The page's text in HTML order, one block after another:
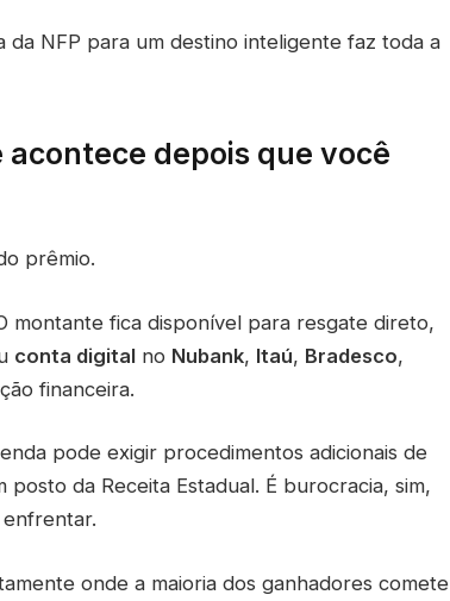
da NFP para um destino inteligente faz toda a
acontece depois que você
prêmio.
montante fica disponível para resgate direto,
conta digital no Nubank, Itaú, Bradesco,
financeira.
pode exigir procedimentos adicionais de
da Receita Estadual. É burocracia, sim,
onde a maioria dos ganhadores comete